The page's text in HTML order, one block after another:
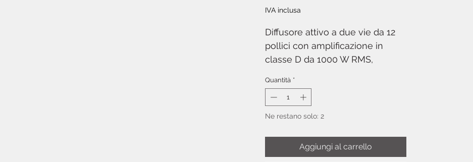
IVA inclusa
Diffusore attivo a due vie da 12
pollici con amplificazione in
classe D da 1000 W RMS,
service che cercano potenza
estesa e bassi controllati in un
formato trasportabile.
driver a compressione da 1,4",
DSP integrato con preset
Quantità *
Ne restano solo: 2
Aggiungi al carrello